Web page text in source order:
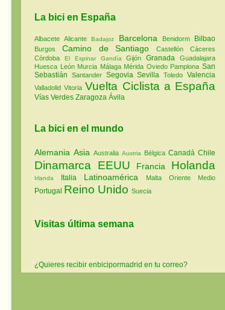
La bici en España
AlbaceteAlicanteBadajoz Barcelona Benidorm Bilbao
Burgos Camino de SantiagoCastellónCáceres
Córdoba El Espinar GandíaGijónGranadaGuadalajara
Huesca León Murcia Málaga Mérida Oviedo PamplonaSan
Sebastián Santander SegoviaSevillaToledoValencia
ValladolidVitoria Vuelta Ciclista a España
Vías Verdes Zaragoza Ávila
La bici en el mundo
Alemania Asia Australia Austria Bélgica Canadá Chile
Dinamarca EEUU Francia Holanda
Irlanda Italia Latinoamérica Malta Oriente Medio
Portugal Reino Unido Suecia
Visitas última semana
¿Quieres recibir enbicipormadrid en tu correo?